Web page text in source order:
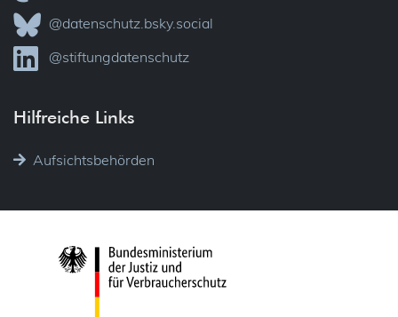
@datenschutz.bsky.social
@stiftungdatenschutz
Hilfreiche Links
Aufsichtsbehörden